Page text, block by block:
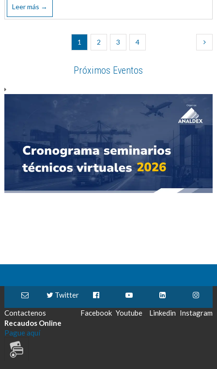
Leer más →
1 2 3 4
Próximos Eventos
Contactenos
Twitter
Facebook Youtube Linkedin Instagram
Recaudos Online
Pague aquí